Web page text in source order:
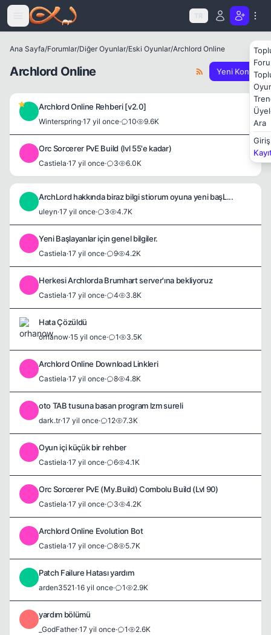
Icerige atla
TR
Ara
Giriş
Ana Sayfa/Forumlar/Diğer Oyunlar/Eski Oyunlar/Archlord Online
Archlord Online Yeni Konu
Archlord Online Rehberi [v2.0]
Winterspring·17 yil once· 10 9.6K
Orc Sorcerer PvE Build (lvl 55'e kadar)
Castiela·17 yil once· 3 6.0K
ArchLord hakkında biraz bilgi stiorum oyuna yeni başL...
uleyn·17 yil once· 3 4.7K
Yeni Başlayanlar için genel bilgiler.
Castiela·17 yil once· 9 4.2K
Herkesi Archlorda Brumhart server'ına bekliyoruz
Castiela·17 yil once· 4 3.8K
Hata Çözüldü
orhanow·15 yil once· 1 3.5K
Archlord Online Download Linkleri
Castiela·17 yil once· 8 4.8K
oto TAB tusuna basan program lzm sureli
dark.tr·17 yil once· 12 7.3K
Oyun içi küçük bir rehber
Castiela·17 yil once· 6 4.1K
Orc Sorcerer PvE (My.Build) Combolu Build (Lvl 90)
Castiela·17 yil once· 3 4.2K
Archlord Online Evolution Bot
Castiela·17 yil once· 8 5.7K
Patch Failure Hatası yardım
arden3521 ·16 yil once· 1 2.9K
yardım bölümü
_GodFather·17 yil once· 1 2.6K